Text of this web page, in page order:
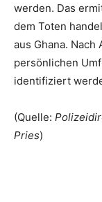
werden. Das
dem Toten
aus Ghana.
persönlichen
identifiziert
(Quelle:
Pries)